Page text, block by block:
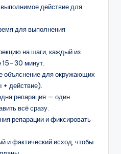
действие для
для выполнения
на шаги, каждый из
15–30 минут.
объяснение для окружающих
действие).
репарация — один
всё сразу.
репарации и фиксировать
и фактический исход, чтобы